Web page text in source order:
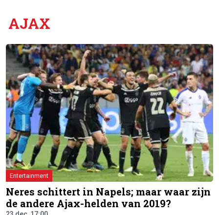
AJAX
Entertainment
Neres schittert in Napels; maar waar zijn
de andere Ajax-helden van 2019?